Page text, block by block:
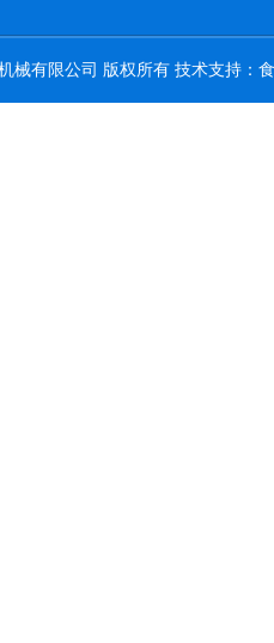
械有限公司 版权所有 技术支持：